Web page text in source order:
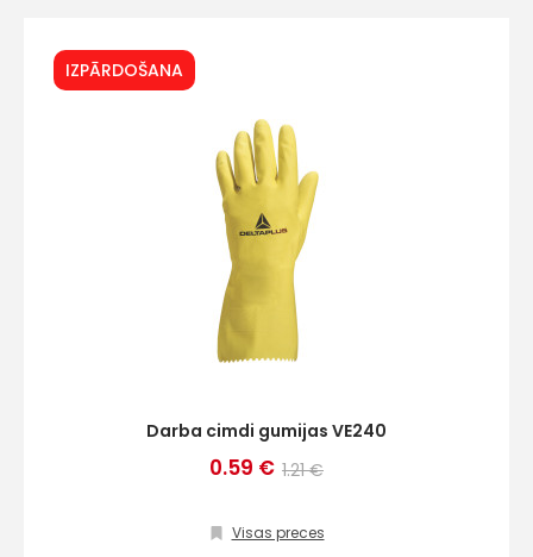
IZPĀRDOŠANA
Darba cimdi gumijas VE240
0.59 € 1.21 €
Visas preces